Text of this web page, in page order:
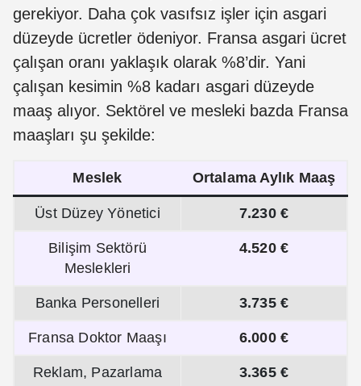
gerekiyor. Daha çok vasıfsız işler için asgari
düzeyde ücretler ödeniyor. Fransa asgari ücret
çalışan oranı yaklaşık olarak %8’dir. Yani
çalışan kesimin %8 kadarı asgari düzeyde
maaş alıyor. Sektörel ve mesleki bazda Fransa
maaşları şu şekilde:
Meslek Ortalama Aylık Maaş
Üst Düzey Yönetici 7.230 €
Bilişim Sektörü
Meslekleri
4.520 €
Banka Personelleri 3.735 €
Fransa Doktor Maaşı 6.000 €
Reklam, Pazarlama 3.365 €